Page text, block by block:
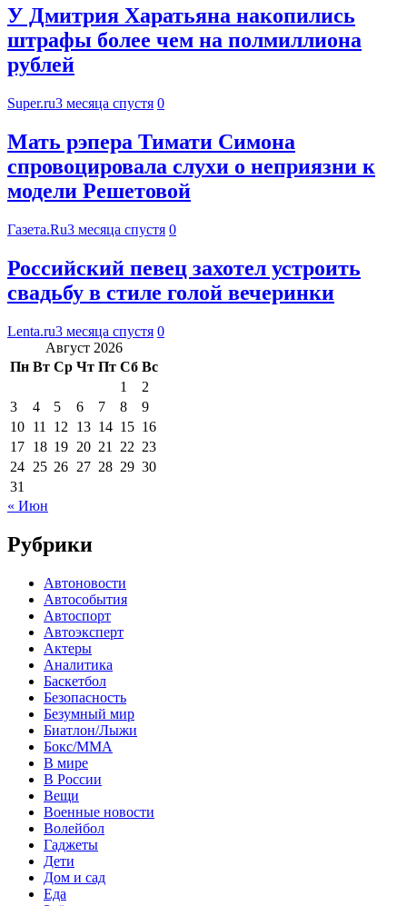
У Дмитрия Харатьяна накопились
штрафы более чем на полмиллиона
рублей
Super.ru3 месяца спустя 0
Мать рэпера Тимати Симона
спровоцировала слухи о неприязни к
модели Решетовой
Газета.Ru3 месяца спустя 0
Российский певец захотел устроить
свадьбу в стиле голой вечеринки
Lenta.ru3 месяца спустя 0
Август 2026
Пн Вт Ср Чт Пт Сб Вс
1
2
3
4 5 6 7 8
9
10 11 12 13 14 15 16
17 18 19 20 21 22 23
24 25 26 27 28 29 30
31
« Июн
Рубрики
Автоновости
Автособытия
Автоспорт
Автоэксперт
Актеры
Аналитика
Баскетбол
Безопасность
Безумный мир
Биатлон/Лыжи
Бокс/MMA
В мире
В России
Вещи
Военные новости
Волейбол
Гаджеты
Дети
Дом и сад
Еда